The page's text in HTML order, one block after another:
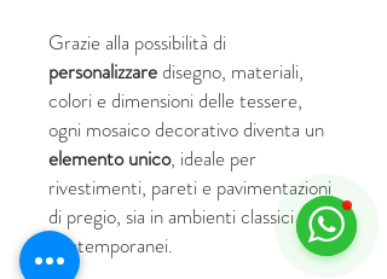
Grazie alla possibilità di
personalizzaredisegno, materiali,
colori e dimensioni delle tessere,
ogni mosaico decorativo diventa un
elemento unico, ideale per
rivestimenti, pareti e pavimentazioni
di pregio, sia in ambienti classici che
contemporanei.